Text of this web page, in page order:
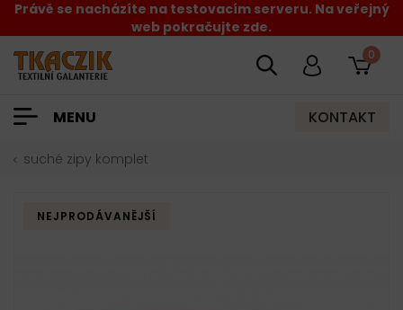
Právě se nacházíte na testovacím serveru. Na veřejný
web pokračujte zde.
0
MENU KONTAKT
suché zipy komplet
NEJPRODÁVANĚJŠÍ